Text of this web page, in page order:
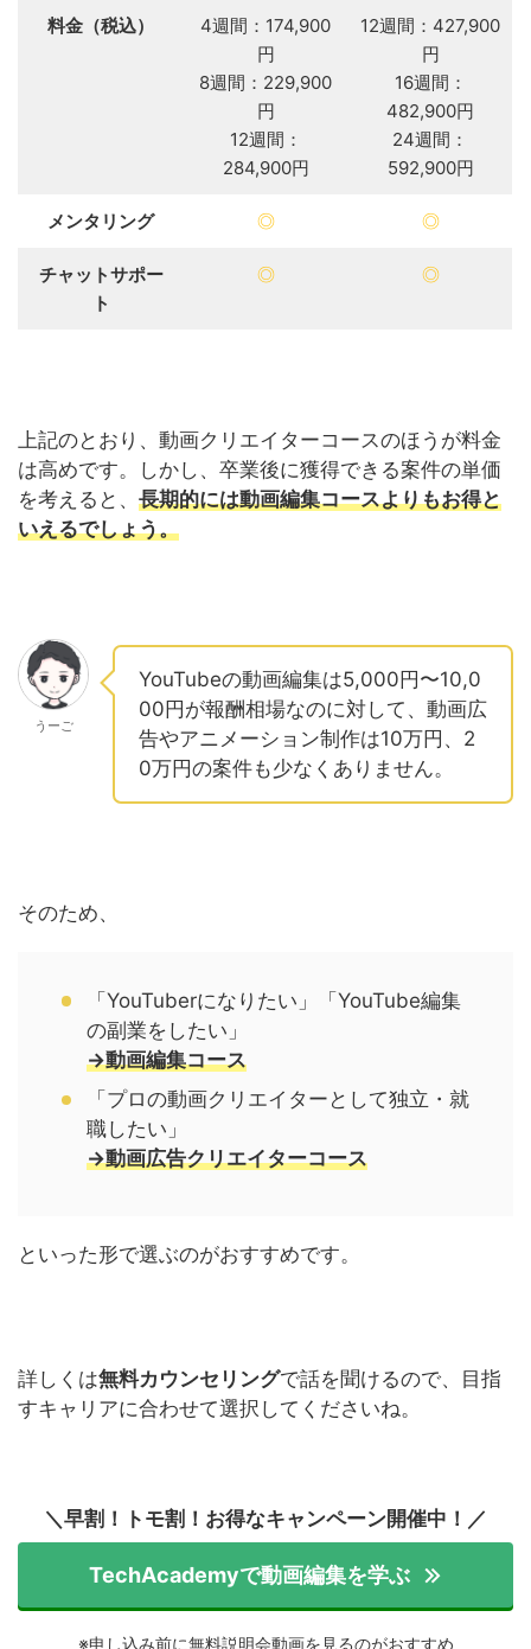
料金（税込）
4週間：174,900
円
8週間：229,900
円
12週間：
284,900円
12週間：427,900
円
16週間：
482,900円
24週間：
592,900円
メンタリング ◎ ◎
チャットサポー
ト
◎ ◎
上記のとおり、動画クリエイターコースのほうが料金
は高めです。しかし、卒業後に獲得できる案件の単価
を考えると、 長期的には動画編集コースよりもお得と
いえるでしょう。
うーご
YouTubeの動画編集は5,000円〜10,0
00円が報酬相場なのに対して、動画広
告やアニメーション制作は10万円、2
0万円の案件も少なくありません。
そのため、
「YouTuberになりたい」「YouTube編集
の副業をしたい」
→動画編集コース
「プロの動画クリエイターとして独立・就
職したい」
→動画広告クリエイターコース
といった形で選ぶのがおすすめです。
詳しくは無料カウンセリングで話を聞けるので、目指
すキャリアに合わせて選択してくださいね。
＼早割！トモ割！お得なキャンペーン開催中！／
TechAcademyで動画編集を学ぶ
※申し込み前に無料説明会動画を見るのがおすすめ